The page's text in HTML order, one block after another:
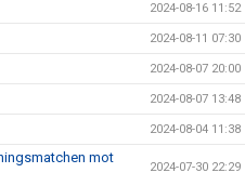
2024-08-16 11:52
2024-08-11 07:30
2024-08-07 20:00
2024-08-07 13:48
2024-08-04 11:38
mot
2024-07-30 22:29